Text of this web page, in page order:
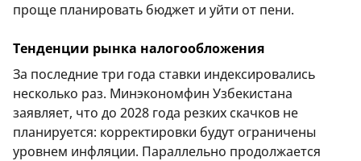
проще планировать бюджет и уйти от пени.
Тенденции рынка налогообложения
За последние три года ставки индексировались
несколько раз. Минэкономфин Узбекистана
заявляет, что до 2028 года резких скачков не
планируется: корректировки будут ограничены
уровнем инфляции. Параллельно продолжается